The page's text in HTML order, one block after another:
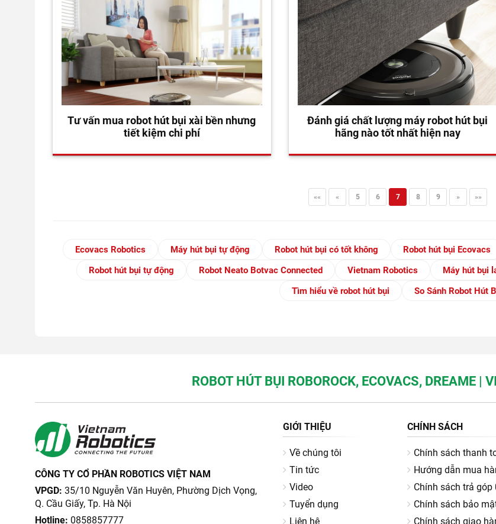
Tư vấn mua robot hút bụi xài bền nhưng
tiết kiệm chi phí
Đánh giá chất lượng máy robot hút bụi
hãng nào tốt nhất hiện nay
«« « 5 6 7 8 9 » »»
Ecovacs Robotics Máy hút bụi tự động Robot hút bụi có tốt không Robot hút bụi Ecovacs
Robot hút bụi tự động
Robot Neato Botvac Connected Vietnam Robotics Máy hút bụi
Tìm hiểu về robot hút bụi
So Sánh Robot Hút
ROBOT HÚT BỤI ROBOROCK, ECOVACS, DREAME |
CÔNG TY CỔ PHẦN ROBOTICS VIỆT NAM
VPGD: 35/10 Nguyễn Văn Huyên, Phường Dịch Vọng,
Q. Cầu Giấy, Tp. Hà Nội
Hotline: 0858857777
GIỚI THIỆU
Về chúng tôi
Tin tức
Video
Tuyển dụng
Liên hệ
CHÍNH SÁCH
Chính sách thanh
Hướng dẫn mua
Chính sách trả góp
Chính sách bảo
Chính sách giao